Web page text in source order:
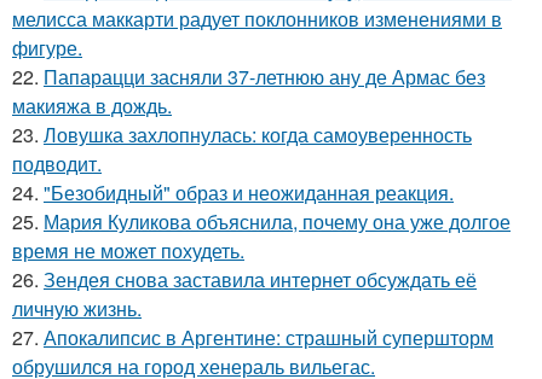
мелисса маккарти радует поклонников изменениями в
фигуре.
22. Папарацци засняли 37-летнюю ану де Армас без
макияжа в дождь.
23. Ловушка захлопнулась: когда самоуверенность
подводит.
24. "Безобидный" образ и неожиданная реакция.
25. Мария Куликова объяснила, почему она уже долгое
время не может похудеть.
26. Зендея снова заставила интернет обсуждать её
личную жизнь.
27. Апокалипсис в Аргентине: страшный супершторм
обрушился на город хенераль вильегас.